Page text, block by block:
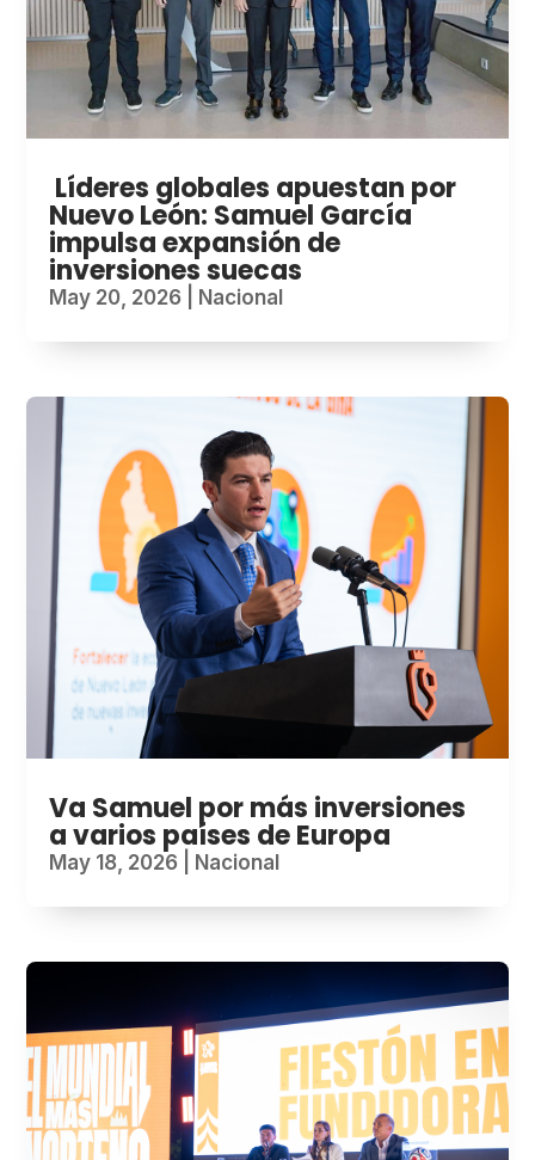
Líderes globales apuestan por
Nuevo León: Samuel García
impulsa expansión de
inversiones suecas
May 20, 2026 Nacional
Va Samuel por más inversiones
a varios países de Europa
May 18, 2026 Nacional